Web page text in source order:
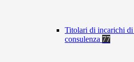
Titolari di incarichi
consulenza 77